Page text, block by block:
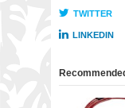
TWITTER
LINKEDIN